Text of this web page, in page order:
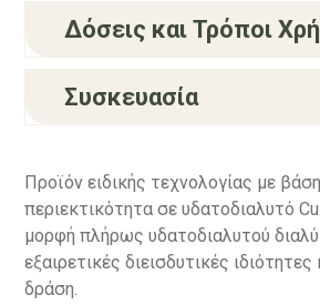
Δόσεις και Τρόποι
Συσκευασία
Προϊόν ειδικής τεχνολογίας με
περιεκτικότητα σε υδατοδιαλυτό Cu
μορφή πλήρως υδατοδιαλυτού
εξαιρετικές διεισδυτικές
δράση.